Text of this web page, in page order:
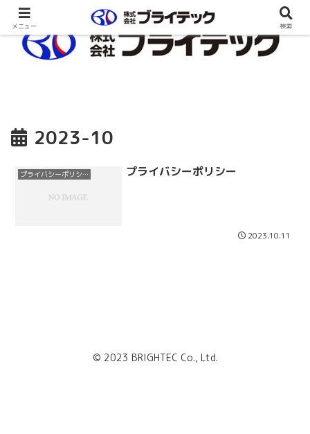
2023-10
プライバシーポリシー プライバシーポリシー
2023.10.11
© 2023 BRIGHTEC Co., Ltd.
メニュー 検索